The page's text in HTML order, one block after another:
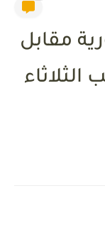
مقابل
الثلاثاء